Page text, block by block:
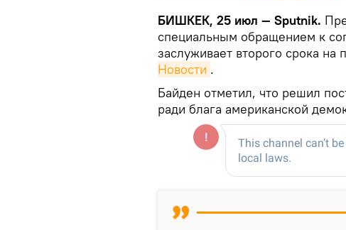
БИШКЕК, 25 июл — Sputnik.
специальным обращением к
заслуживает второго срока на
Новости .
Байден отметил, что решил
ради блага американской